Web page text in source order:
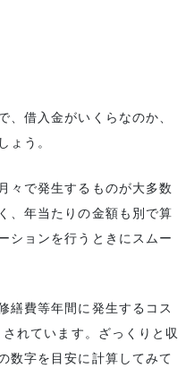
、借入金がいくらなのか、
ょう。
々で発生するものが大多数
、年当たりの金額も別で算
ションを行うときにスムー
繕費等年間に発生するコス
されています。ざっくりと収
数字を目安に計算してみて